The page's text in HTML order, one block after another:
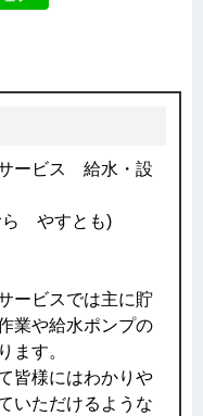
ービス 給水・設
やすとも)
ービスでは主に貯
業や給水ポンプの
ます。
皆様にはわかりや
いただけるような